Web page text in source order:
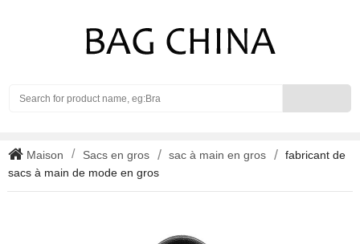
Maison Sacs en gros sac à main en gros
fabricant de
sacs à main de mode en gros